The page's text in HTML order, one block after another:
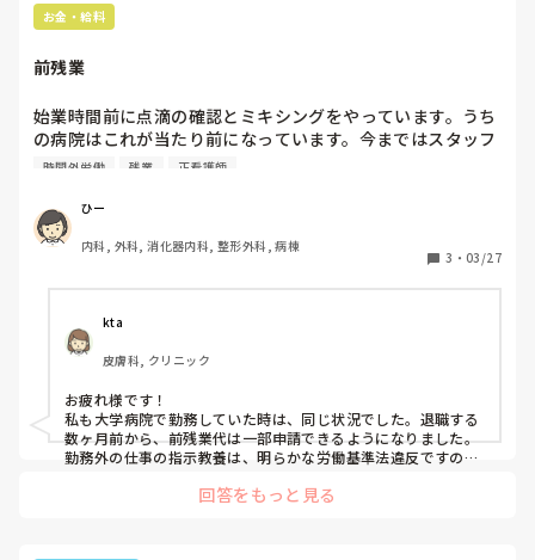
何かやりますか？と聞いても何もないとの返事だけ。こうい
う定時過ぎにに何かをやり始める光景を見るのがストレスで
す。
定時が来たらさっさと1人で退勤し、ジム行ったり買い物行っ
たりしてます笑
お金・給料
前残業
始業時間前に点滴の確認とミキシングをやっています。うち
の病院はこれが当たり前になっています。今まではスタッフ
が自らやっていましたが、最近はやっていないと｢早く点滴
時間前に師長から指示されてやるのであれば、前残業として
時間外を申請できるのでしょうか？
時間外労働 残業 正看護師
ひー
内科, 外科, 消化器内科, 整形外科, 病棟
3 ・ 03/27
kta
皮膚科, クリニック
お疲れ様です！
私も大学病院で勤務していた時は、同じ状況でした。退職する
数ヶ月前から、前残業代は一部申請できるようになりました。
勤務外の仕事の指示教養は、明らかな労働基準法違反ですの
回答をもっと見る